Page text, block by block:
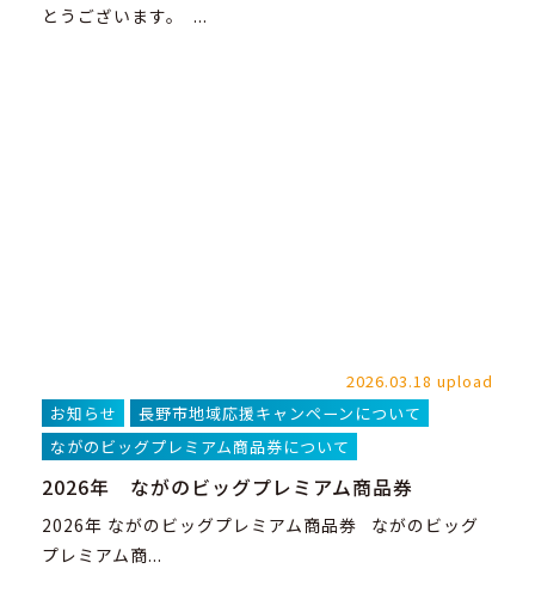
とうございます。 ...
2026.03.18 upload
お知らせ
長野市地域応援キャンペーンについて
ながのビッグプレミアム商品券について
2026年 ながのビッグプレミアム商品券
2026年 ながのビッグプレミアム商品券 ながのビッグ
プレミアム商...